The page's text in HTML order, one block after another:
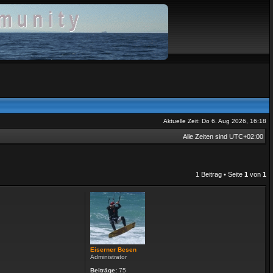
Aktuelle Zeit: Do 6. Aug 2026, 16:18
Alle Zeiten sind UTC+02:00
1 Beitrag • Seite 1 von 1
Eiserner Besen
Administrator
Beiträge: 75